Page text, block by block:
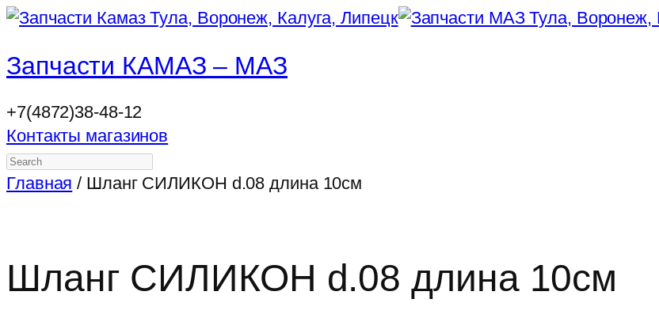
Запчасти КАМАЗ – МАЗ
+7(4872)38-48-12
Контакты магазинов
Search
Главная / Шланг СИЛИКОН d.08 длина 10см
Шланг СИЛИКОН d.08 длина 10см